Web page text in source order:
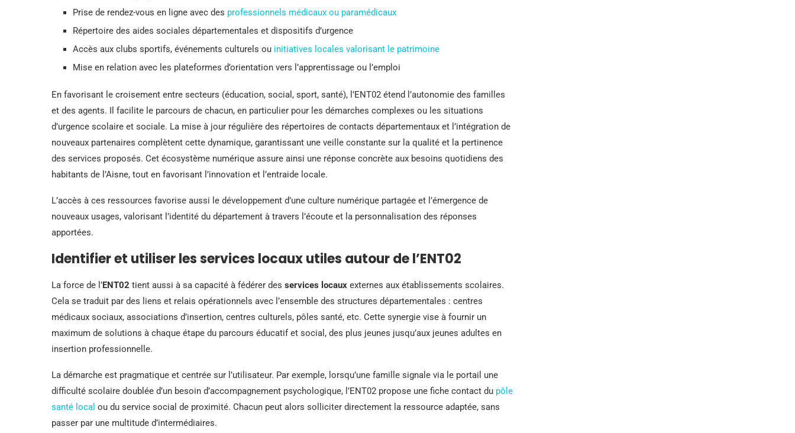
Prise de rendez-vous en ligne avec des professionnels médicaux ou paramédicaux
Répertoire des aides sociales départementales et dispositifs d’urgence
Accès aux clubs sportifs, événements culturels ou initiatives locales valorisant le patrimoine
Mise en relation avec les plateformes d’orientation vers l’apprentissage ou l’emploi
En favorisant le croisement entre secteurs (éducation, social, sport, santé), l’ENT02 étend l’autonomie des familles
et des agents. Il facilite le parcours de chacun, en particulier pour les démarches complexes ou les situations
d’urgence scolaire et sociale. La mise à jour régulière des répertoires de contacts départementaux et l’intégration de
nouveaux partenaires complètent cette dynamique, garantissant une veille constante sur la qualité et la pertinence
des services proposés. Cet écosystème numérique assure ainsi une réponse concrète aux besoins quotidiens des
habitants de l’Aisne, tout en favorisant l’innovation et l’entraide locale.
L’accès à ces ressources favorise aussi le développement d’une culture numérique partagée et l’émergence de
nouveaux usages, valorisant l’identité du département à travers l’écoute et la personnalisation des réponses
apportées.
Identifier et utiliser les services locaux utiles autour de l’ENT02
La force de l’ENT02 tient aussi à sa capacité à fédérer des services locaux externes aux établissements scolaires.
Cela se traduit par des liens et relais opérationnels avec l’ensemble des structures départementales : centres
médicaux sociaux, associations d’insertion, centres culturels, pôles santé, etc. Cette synergie vise à fournir un
maximum de solutions à chaque étape du parcours éducatif et social, des plus jeunes jusqu’aux jeunes adultes en
insertion professionnelle.
La démarche est pragmatique et centrée sur l’utilisateur. Par exemple, lorsqu’une famille signale via le portail une
difficulté scolaire doublée d’un besoin d’accompagnement psychologique, l’ENT02 propose une fiche contact du pôle
santé local ou du service social de proximité. Chacun peut alors solliciter directement la ressource adaptée, sans
passer par une multitude d’intermédiaires.